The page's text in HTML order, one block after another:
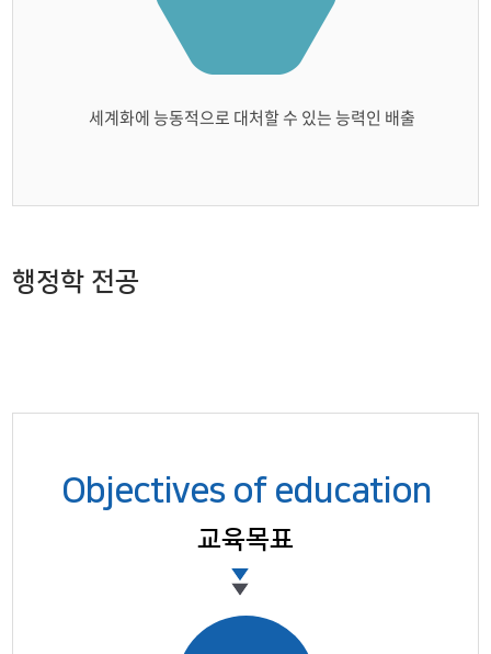
세계화에 능동적으로 대처할 수 있는 능력인 배출​
행정학 전공
Objectives of education
교육목표